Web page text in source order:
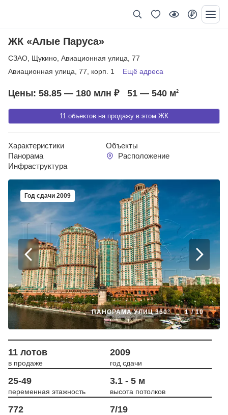
ЖК «Алые Паруса»
СЗАО Щукино Авиационная улица 77
Авиационная улица 77 корп. 1 Ещё адреса
11 объектов на продажу в этом ЖК
Цены: 58.85 — 180 млн ₽ 51 — 540 м2
Характеристики
Объекты
Панорама
Расположение
Инфраструктура
Год сдачи 2009
1/10
ПАНОРАМА УЛИЦ 360°
11 лотов
в продаже
2009
год сдачи
25-49
переменная этажность
3.1 - 5 м
высота потолков
772 7/19